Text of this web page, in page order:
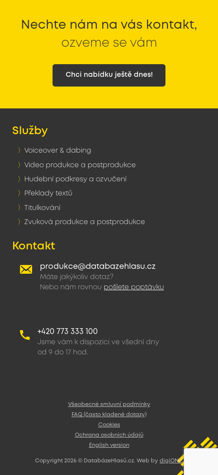
Nechte nám na vás kontakt,
ozveme se vám
Chci nabídku ještě dnes!
Služby
Voiceover & dabing
Video produkce a postprodukce
Hudební podkresy a ozvučení
Překlady textů
Titulkování
Zvuková produkce a postprodukce
Kontakt
produkce@databazehlasu.cz
Máte jakýkoliv dotaz?
Nebo nám rovnou pošlete poptávku
+420 773 333 100
Jsme vám k dispozici ve všední dny
od 9 do 17 hod.
Všeobecné smluvní podmínky
FAQ (často kladené dotazy)
Cookies
Ochrana osobních údajů
English version
Copyright 2026 © DatabázeHlasů.cz. Web by digiONE.